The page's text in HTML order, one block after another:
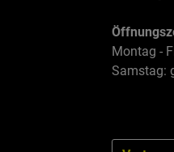
Montag -
Samstag: